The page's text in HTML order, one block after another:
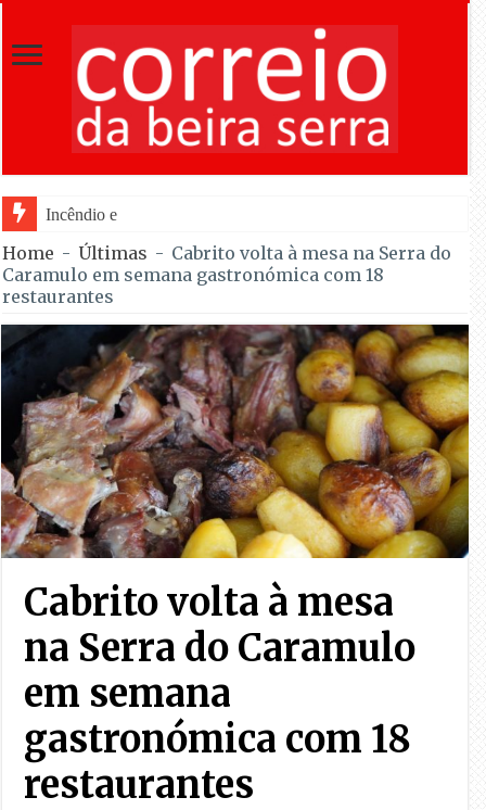
Incêndio em Fornos de Algodres dominado a
Home - Últimas - Cabrito volta à mesa na Serra do
Caramulo em semana gastronómica com 18
restaurantes
Cabrito volta à mesa
na Serra do Caramulo
em semana
gastronómica com 18
restaurantes